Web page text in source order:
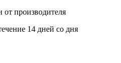
от производителя
14 дней со дня